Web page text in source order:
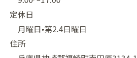
定休日
月曜日•第2.4日曜日
住所